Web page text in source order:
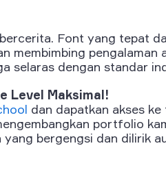
Font yang tepat
membimbing pengalaman
selaras dengan standar
Level Maksimal!
dan dapatkan akses
portfolio
bergengsi dan dilirik